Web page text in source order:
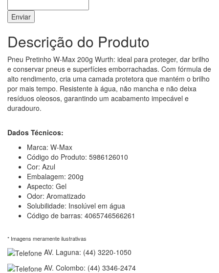
Enviar
Descrição do Produto
Pneu Pretinho W-Max 200g Wurth: ideal para proteger, dar brilho
e conservar pneus e superfícies emborrachadas. Com fórmula de
alto rendimento, cria uma camada protetora que mantém o brilho
por mais tempo. Resistente à água, não mancha e não deixa
resíduos oleosos, garantindo um acabamento impecável e
duradouro.
Dados Técnicos:
Marca: W-Max
Código do Produto: 5986126010
Cor: Azul
Embalagem: 200g
Aspecto: Gel
Odor: Aromatizado
Solubilidade: Insolúvel em água
Código de barras: 4065746566261
* Imagens meramente ilustrativas
AV. Laguna: (44) 3220-1050
AV. Colombo: (44) 3346-2474